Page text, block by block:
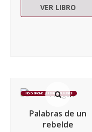
VER LIBRO
NO DISPONIBLE TEMPORALMENTE
Palabras de un
rebelde